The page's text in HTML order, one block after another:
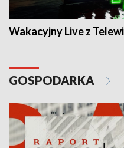
Wakacyjny Live z
GOSPODARKA